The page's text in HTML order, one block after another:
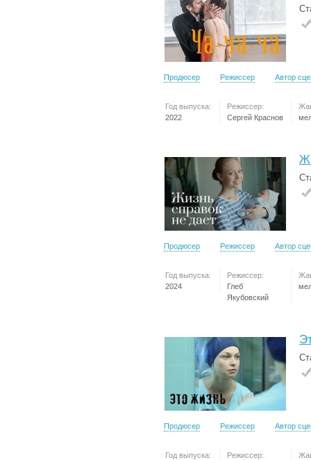
Продюсер Режиссер Автор
Год выпуска:
2022
Режиссер:
Сергей Краснов
Продюсер Режиссер Автор
Год выпуска:
2024
Режиссер:
Глеб
Якубовский
Продюсер Режиссер Автор
Год выпуска:
Режиссер: